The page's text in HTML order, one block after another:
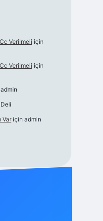
Verilmeli için
Verilmeli için
admin
Deli
Variçin admin